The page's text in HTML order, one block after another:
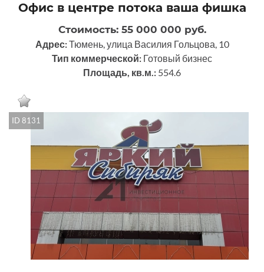
Офис в центре потока ваша фишка
Стоимость: 55 000 000 руб.
Адрес:Тюмень, улица Василия Гольцова, 10
Тип коммерческой: Готовый бизнес
Площадь, кв.м.: 554.6
ID 8131